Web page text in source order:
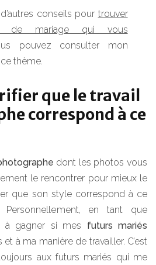
conseils pour trouver
de mariage qui vous
pouvez consulter mon
thème.
que le travail
correspond à ce
dont les photos vous
le rencontrer pour mieux le
que son style correspond à ce
en tant que
à gagner si mes futurs mariés
à ma manière de travailler. C’est
aux futurs mariés qui me